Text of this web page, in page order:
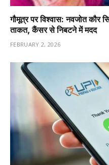
गौमूत्र पर विश्वास: नवजोत कौर
ताकत, कैंसर से निबटने में मदद
FEBRUARY 2, 2026